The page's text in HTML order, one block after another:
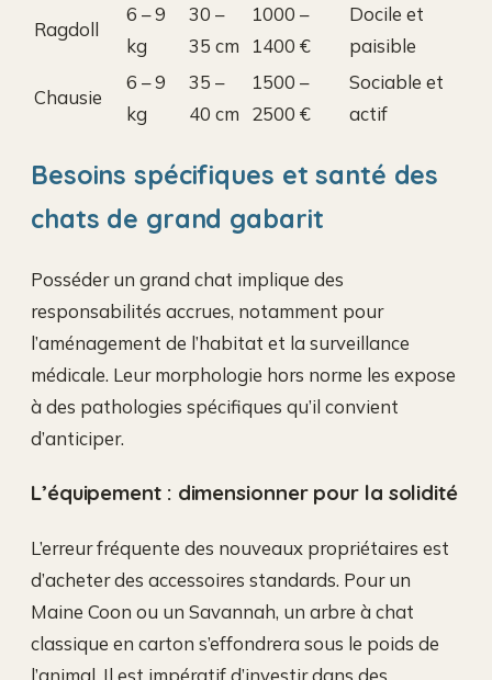
Ragdoll
6 – 9
kg
30 –
35 cm
1000 –
1400 €
Docile et
paisible
Chausie
6 – 9
kg
35 –
40 cm
1500 –
2500 €
Sociable et
actif
Besoins spécifiques et santé des
chats de grand gabarit
Posséder un grand chat implique des
responsabilités accrues, notamment pour
l’aménagement de l’habitat et la surveillance
médicale. Leur morphologie hors norme les expose
à des pathologies spécifiques qu’il convient
d’anticiper.
L’équipement : dimensionner pour la solidité
L’erreur fréquente des nouveaux propriétaires est
d’acheter des accessoires standards. Pour un
Maine Coon ou un Savannah, un arbre à chat
classique en carton s’effondrera sous le poids de
l’animal. Il est impératif d’investir dans des